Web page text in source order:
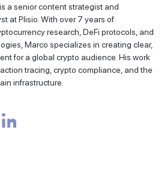
a senior content strategist and
at Plisio. With over 7 years of
research, DeFi protocols, and
Marco specializes in creating clear,
for a global crypto audience. His work
tracing, crypto compliance, and the
infrastructure.